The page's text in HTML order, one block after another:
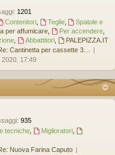
: 1201
Contenitori, Teglie,
Spatole e
per affumicare, Per accendere,
, Abbattitori,
PALEPIZZA.IT
Cantinetta per cassette 3…
2020, 17:49
: 935
tecniche, Miglioratori,
Nuova Farina Caputo